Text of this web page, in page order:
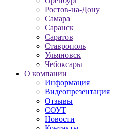
Ростов-на-Дону
Самара
Саранск
Саратов
Ставрополь
Ульяновск
Чебоксары
О компании
Информация
Видеопрезентация
Отзывы
СОУТ
Новости